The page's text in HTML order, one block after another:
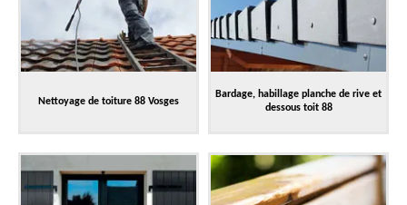
Nettoyage de toiture 88 Vosges
Bardage, habillage planche de rive et
dessous toit 88